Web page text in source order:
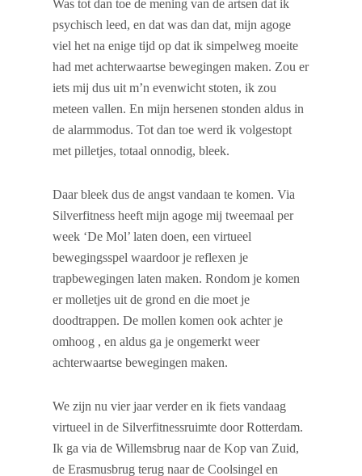
Was tot dan toe de mening van de artsen dat ik
psychisch leed, en dat was dan dat, mijn agoge
viel het na enige tijd op dat ik simpelweg moeite
had met achterwaartse bewegingen maken. Zou er
iets mij dus uit m’n evenwicht stoten, ik zou
meteen vallen. En mijn hersenen stonden aldus in
de alarmmodus. Tot dan toe werd ik volgestopt
met pilletjes, totaal onnodig, bleek.
Daar bleek dus de angst vandaan te komen. Via
Silverfitness heeft mijn agoge mij tweemaal per
week ‘De Mol’ laten doen, een virtueel
bewegingsspel waardoor je reflexen je
trapbewegingen laten maken. Rondom je komen
er molletjes uit de grond en die moet je
doodtrappen. De mollen komen ook achter je
omhoog , en aldus ga je ongemerkt weer
achterwaartse bewegingen maken.
We zijn nu vier jaar verder en ik fiets vandaag
virtueel in de Silverfitnessruimte door Rotterdam.
Ik ga via de Willemsbrug naar de Kop van Zuid,
de Erasmusbrug terug naar de Coolsingel en